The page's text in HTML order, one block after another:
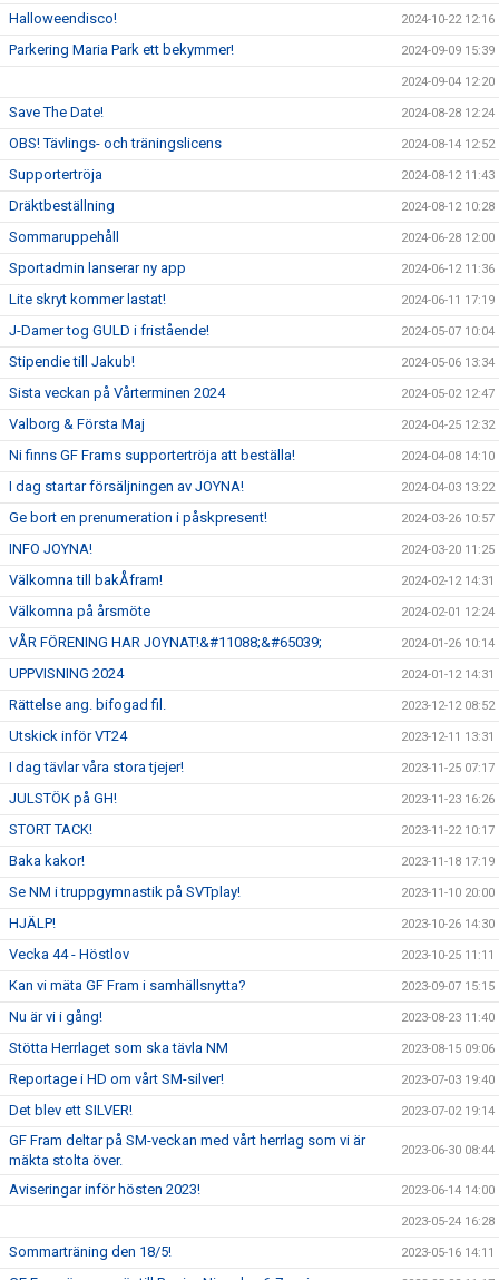
Halloweendisco! 2024-10-22 12:16
Parkering Maria Park ett bekymmer! 2024-09-09 15:39
2024-09-04 12:20
Save The Date! 2024-08-28 12:24
OBS! Tävlings- och träningslicens 2024-08-14 12:52
Supportertröja 2024-08-12 11:43
Dräktbeställning 2024-08-12 10:28
Sommaruppehåll 2024-06-28 12:00
Sportadmin lanserar ny app 2024-06-12 11:36
Lite skryt kommer lastat! 2024-06-11 17:19
J-Damer tog GULD i fristående! 2024-05-07 10:04
Stipendie till Jakub! 2024-05-06 13:34
Sista veckan på Vårterminen 2024 2024-05-02 12:47
Valborg & Första Maj 2024-04-25 12:32
Ni finns GF Frams supportertröja att beställa! 2024-04-08 14:10
I dag startar försäljningen av JOYNA! 2024-04-03 13:22
Ge bort en prenumeration i påskpresent! 2024-03-26 10:57
INFO JOYNA! 2024-03-20 11:25
Välkomna till bakÅfram! 2024-02-12 14:31
Välkomna på årsmöte 2024-02-01 12:24
VÅR FÖRENING HAR JOYNAT!&#11088;&#65039; 2024-01-26 10:14
UPPVISNING 2024 2024-01-12 14:31
Rättelse ang. bifogad fil. 2023-12-12 08:52
Utskick inför VT24 2023-12-11 13:31
I dag tävlar våra stora tjejer! 2023-11-25 07:17
JULSTÖK på GH! 2023-11-23 16:26
STORT TACK! 2023-11-22 10:17
Baka kakor! 2023-11-18 17:19
Se NM i truppgymnastik på SVTplay! 2023-11-10 20:00
HJÄLP! 2023-10-26 14:30
Vecka 44 - Höstlov 2023-10-25 11:11
Kan vi mäta GF Fram i samhällsnytta? 2023-09-07 15:15
Nu är vi i gång! 2023-08-23 11:40
Stötta Herrlaget som ska tävla NM 2023-08-15 09:06
Reportage i HD om vårt SM-silver! 2023-07-03 19:40
Det blev ett SILVER! 2023-07-02 19:14
GF Fram deltar på SM-veckan med vårt herrlag som vi är
mäkta stolta över.
2023-06-30 08:44
Aviseringar inför hösten 2023! 2023-06-14 14:00
2023-05-24 16:28
Sommarträning den 18/5! 2023-05-16 14:11